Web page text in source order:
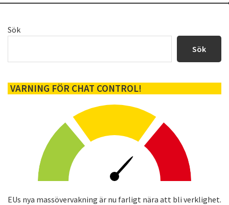
Primärt
Sök
Sök
VARNING FÖR CHAT CONTROL!
EUs nya massövervakning är nu farligt nära att bli verklighet.